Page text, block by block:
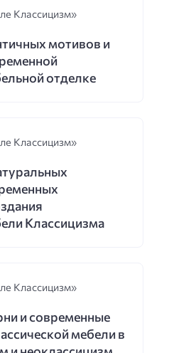
Классицизм»
мотивов и
отделке
Классицизм»
Классицизма
Классицизм»
и современные
мебели в